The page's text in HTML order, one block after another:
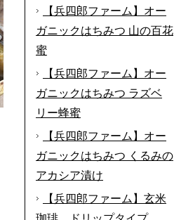
【兵四郎ファーム】オー
ガニックはちみつ 山の百花
蜜
【兵四郎ファーム】オー
ガニックはちみつ ラズベ
リー蜂蜜
【兵四郎ファーム】オー
ガニックはちみつ くるみの
アカシア漬け
【兵四郎ファーム】玄米